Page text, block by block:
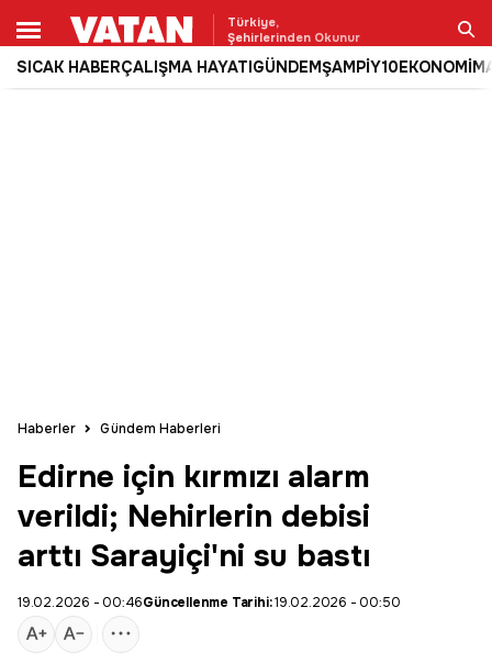
Türkiye,
Şehirlerinden Okunur
SICAK HABERÇALIŞMA HAYATIGÜNDEMŞAMPİY10EKONOMİ
Ara
Haberler Gündem Haberleri
Edirne için kırmızı alarm
verildi; Nehirlerin debisi
arttı Sarayiçi'ni su bastı
19.02.2026 - 00:46Güncellenme Tarihi:19.02.2026 - 00:50